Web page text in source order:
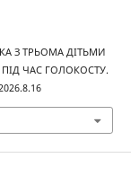
З ТРЬОМА ДІТЬМИ
ЧАС ГОЛОКОСТУ.